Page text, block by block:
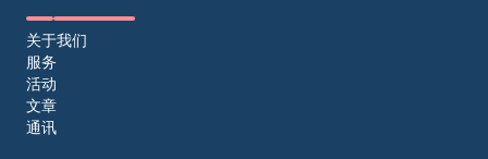
关于我们
服务
活动
文章
通讯